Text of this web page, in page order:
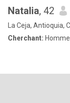
Natalia, 42
La Ceja, Antioquia,
Cherchant: